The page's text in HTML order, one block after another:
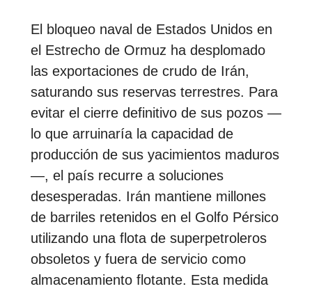
El bloqueo naval de Estados Unidos en
el Estrecho de Ormuz ha desplomado
las exportaciones de crudo de Irán,
saturando sus reservas terrestres. Para
evitar el cierre definitivo de sus pozos —
lo que arruinaría la capacidad de
producción de sus yacimientos maduros
—, el país recurre a soluciones
desesperadas. Irán mantiene millones
de barriles retenidos en el Golfo Pérsico
utilizando una flota de superpetroleros
obsoletos y fuera de servicio como
almacenamiento flotante. Esta medida